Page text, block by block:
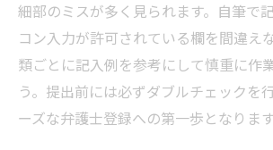
細部のミスが多く見られます。自筆で
コン入力が許可されている欄を間違え
類ごとに記入例を参考にして慎重に作
う。提出前には必ずダブルチェックを
ーズな弁護士登録への第一歩となります